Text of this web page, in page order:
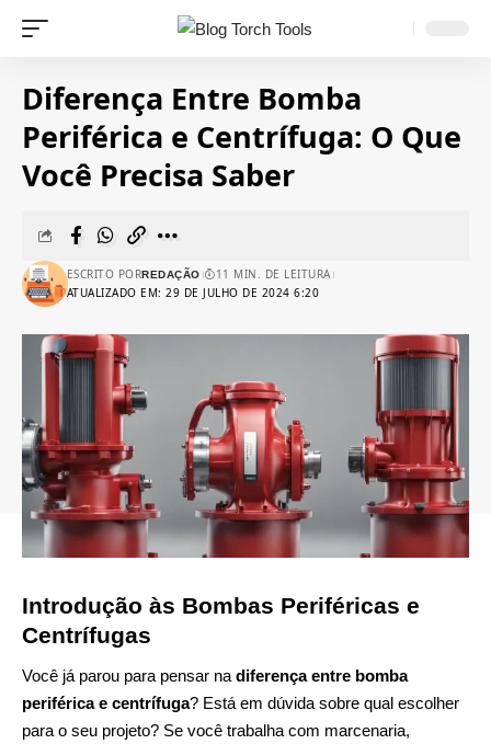
Diferença Entre Bomba
Periférica e Centrífuga: O Que
Você Precisa Saber
ATUALIZADO EM: 29 DE JULHO DE 2024 6:20
ESCRITO PORREDAÇÃO 11 MIN. DE LEITURA
Introdução às Bombas Periféricas e
Centrífugas
Você já parou para pensar na diferença entre bomba
periférica e centrífuga? Está em dúvida sobre qual escolher
para o seu projeto? Se você trabalha com marcenaria,